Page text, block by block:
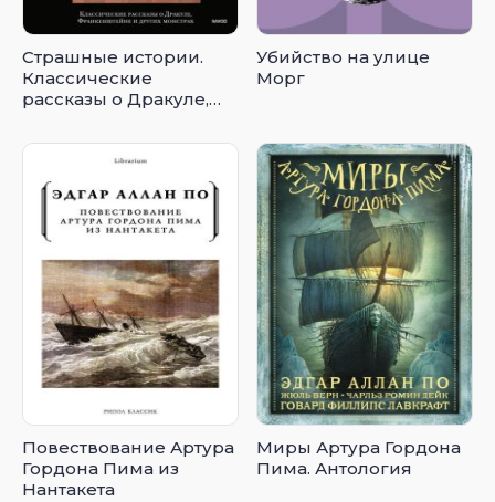
Страшные истории.
Классические
рассказы о Дракуле,
других монстрах
Убийство на улице
Морг
Повествование Артура
Гордона Пима из
Нантакета
Миры Артура Гордона
Пима. Антология